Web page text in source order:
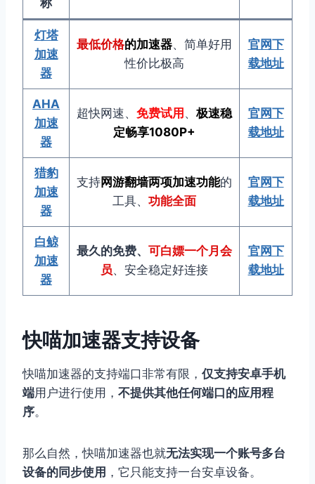
称
灯塔
加速
器
最低价格的加速器、简单好用
性价比极高
官网下
载地址
AHA
加速
器
超快网速、 免费试用 、 极速稳
定畅享1080P+
官网下
载地址
猎豹
加速
器
支持网游翻墙两项加速功能的
工具、 功能全面
官网下
载地址
白鲸
加速
器
最久的免费、 可白嫖一个月会
员、安全稳定好连接
官网下
载地址
快喵加速器支持设备
快喵加速器的支持端口非常有限， 仅支持安卓手机
端用户进行使用， 不提供其他任何端口的应用程
序。
那么自然，快喵加速器也就无法实现一个账号多台
设备的同步使用 ，它只能支持一台安卓设备。